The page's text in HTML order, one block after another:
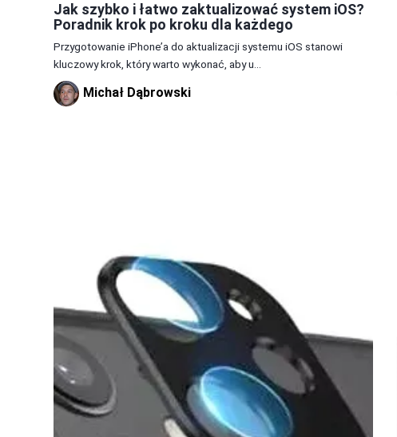
Jak szybko i łatwo zaktualizować system iOS?
Poradnik krok po kroku dla każdego
Przygotowanie iPhone’a do aktualizacji systemu iOS stanowi
kluczowy krok, który warto wykonać, aby u...
Michał Dąbrowski